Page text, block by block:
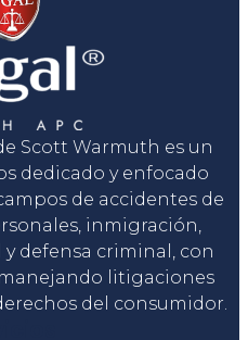
Scott Warmuth es un
dedicado y enfocado
de accidentes de
inmigración,
defensa criminal, con
litigaciones
del consumidor.